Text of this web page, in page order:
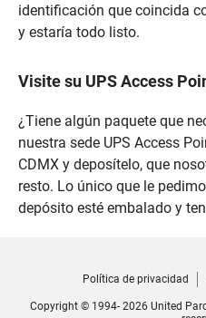
identificación que coincida
y estaría todo listo.
Visite su UPS Access
¿Tiene algún paquete que
nuestra sede UPS Access
CDMX y deposítelo, que
resto. Lo único que le
depósito esté embalado y
Política de privacidad
Copyright © 1994- 2026 United